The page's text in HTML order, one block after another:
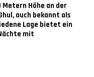
Höhe an der
auch bekannt als
Lage bietet ein
mit